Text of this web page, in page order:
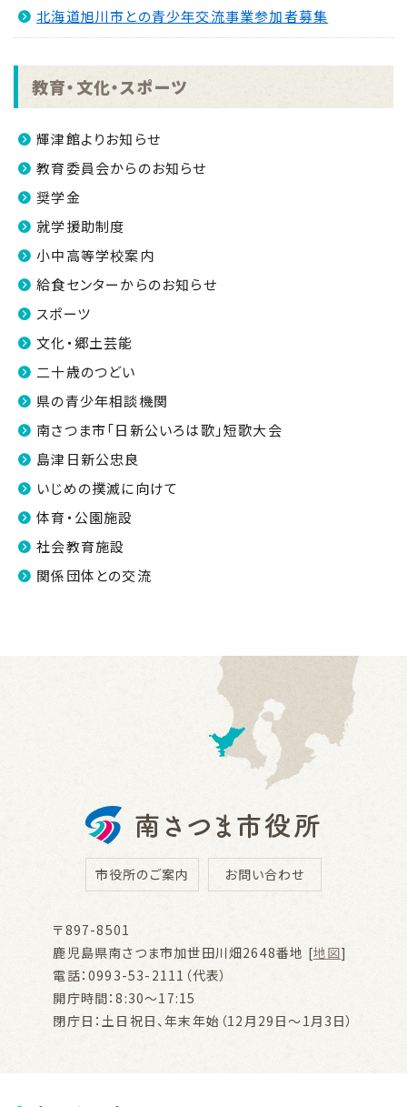
金峰ふるさと夏まつりの開催について NEW
吹上浜海浜公園 婚活イベント2026 第2弾
2026.07.29
「令和8年熊本地震」被災者に対する義援金を募集中
NEW
北海道旭川市との青少年交流事業参加者募集
教育・文化・スポーツ
輝津館よりお知らせ
教育委員会からのお知らせ
奨学金
就学援助制度
小中高等学校案内
給食センターからのお知らせ
スポーツ
文化・郷土芸能
二十歳のつどい
県の青少年相談機関
南さつま市「日新公いろは歌」短歌大会
島津日新公忠良
いじめの撲滅に向けて
体育・公園施設
社会教育施設
関係団体との交流
市役所のご案内 お問い合わせ
〒897-8501
鹿児島県南さつま市加世田川畑2648番地 [地図]
電話：0993-53-2111（代表）
開庁時間：8:30～17:15
閉庁日：土日祝日、年末年始（12月29日～1月3日）